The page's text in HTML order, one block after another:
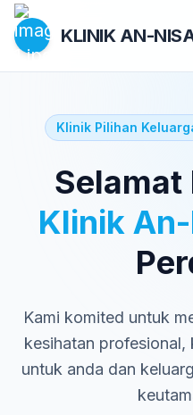
KLINIK AN-
Klinik Pilihan
Selamat
Klinik
Kami komited untuk
kesihatan profesional,
untuk anda dan